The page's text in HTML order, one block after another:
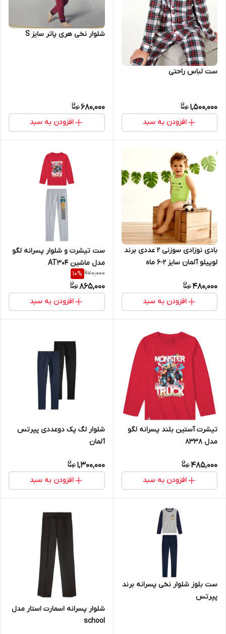
ست لباس راحتی
1,500,000
افزودن به سبد
شلوار نخی هری پاتر سایز S
680,000
افزودن به سبد
بادی نوزادی سوزنی 2 عددی برند
لوپیلو آلمان سایز ۲-۶ ماه
480,000
افزودن به سبد
ست تیشرت و شلوار پسرانه لگو
مدل ماشین AT304
970,000
10%
865,000
افزودن به سبد
تیشرت آستین بلند پسرانه لگو
مدل 8338
485,000
افزودن به سبد
شلوار لگ پک دوعددی پپرتس
آلمان
1,300,000
افزودن به سبد
ست بلوز شلوار نخی پسرانه برند
پپرتس
شلوار پسرانه اسمارت استار مدل
school